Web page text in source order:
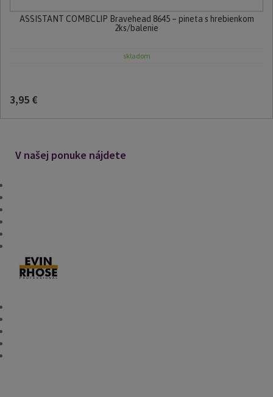
ASSISTANT COMBCLIP Bravehead 8645 – pineta s hrebienkom
2ks/balenie
skladom
3,95 €
V našej ponuke nájdete